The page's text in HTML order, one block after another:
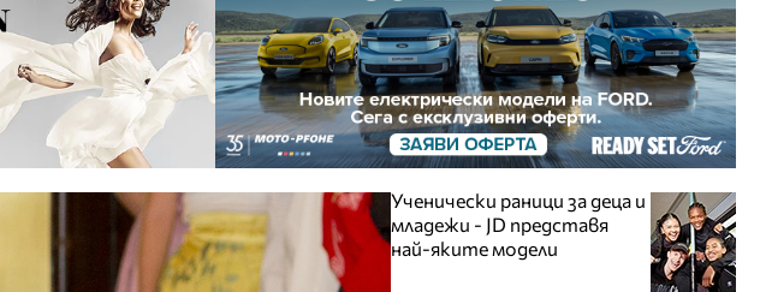
Защо да се регистрирам
Ученически раници за деца и
младежи - JD представя
най-яките модели